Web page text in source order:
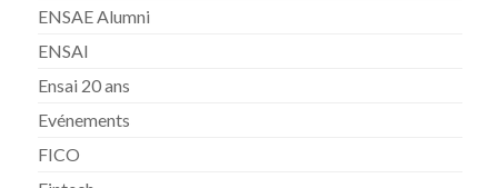
ENSAE Alumni
ENSAI
Ensai 20 ans
Evénements
FICO